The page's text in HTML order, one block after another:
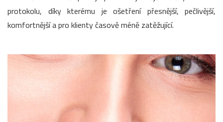
protokolu, díky kterému je ošetření přesnější, pečlivější,
komfortnější a pro klienty časově méně zatěžující.